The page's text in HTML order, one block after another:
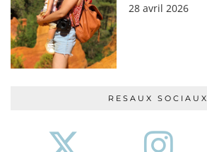
28 avril 2026
RESAUX SOCIAUX